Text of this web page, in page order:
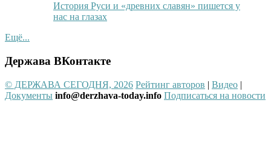
История Руси и «древних славян» пишется у
нас на глазах
Ещё...
Держава ВКонтакте
© ДЕРЖАВА СЕГОДНЯ, 2026 Рейтинг авторов | Видео |
Документы info@derzhava-today.info Подписаться на новости